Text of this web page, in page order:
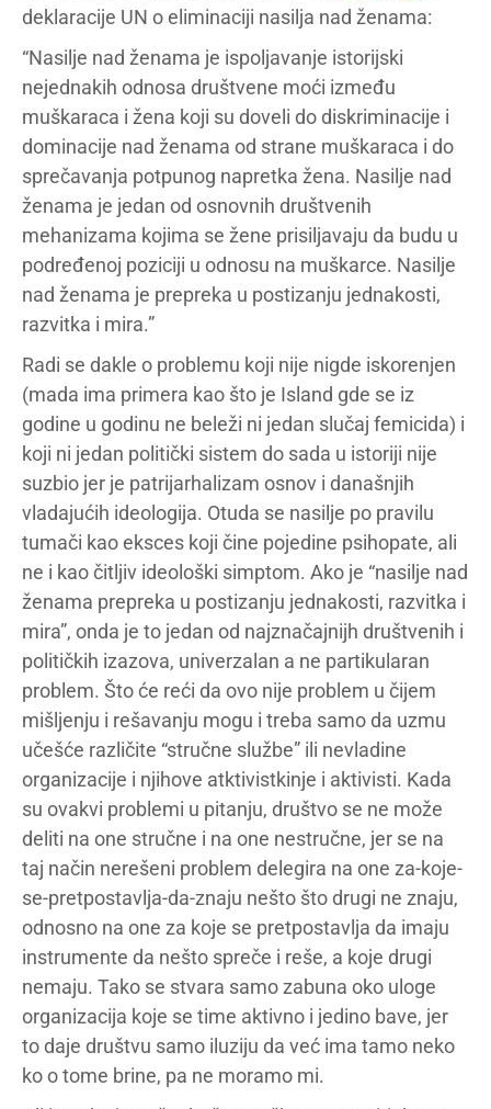
deklaracije UN o eliminaciji nasilja nad ženama:
“Nasilje nad ženama je ispoljavanje istorijski
nejednakih odnosa društvene moći između
muškaraca i žena koji su doveli do diskriminacije i
dominacije nad ženama od strane muškaraca i do
sprečavanja potpunog napretka žena. Nasilje nad
ženama je jedan od osnovnih društvenih
mehanizama kojima se žene prisiljavaju da budu u
podređenoj poziciji u odnosu na muškarce. Nasilje
nad ženama je prepreka u postizanju jednakosti,
razvitka i mira.”
Radi se dakle o problemu koji nije nigde iskorenjen
(mada ima primera kao što je Island gde se iz
godine u godinu ne beleži ni jedan slučaj femicida) i
koji ni jedan politički sistem do sada u istoriji nije
suzbio jer je patrijarhalizam osnov i današnjih
vladajućih ideologija. Otuda se nasilje po pravilu
tumači kao eksces koji čine pojedine psihopate, ali
ne i kao čitljiv ideološki simptom. Ako je “nasilje nad
ženama prepreka u postizanju jednakosti, razvitka i
mira”, onda je to jedan od najznačajnijh društvenih i
političkih izazova, univerzalan a ne partikularan
problem. Što će reći da ovo nije problem u čijem
mišljenju i rešavanju mogu i treba samo da uzmu
učešće različite “stručne službe” ili nevladine
organizacije i njihove atktivistkinje i aktivisti. Kada
su ovakvi problemi u pitanju, društvo se ne može
deliti na one stručne i na one nestručne, jer se na
taj način nerešeni problem delegira na one za-koje-
se-pretpostavlja-da-znaju nešto što drugi ne znaju,
odnosno na one za koje se pretpostavlja da imaju
instrumente da nešto spreče i reše, a koje drugi
nemaju. Tako se stvara samo zabuna oko uloge
organizacija koje se time aktivno i jedino bave, jer
to daje društvu samo iluziju da već ima tamo neko
ko o tome brine, pa ne moramo mi.